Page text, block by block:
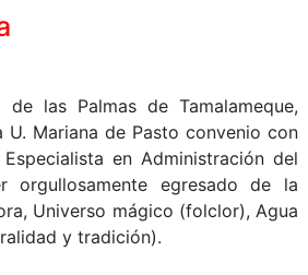
las Palmas de Tamalameque,
Mariana de Pasto convenio con
en Administración del
orgullosamente egresado de la
Universo mágico (folclor), Agua
y tradición).